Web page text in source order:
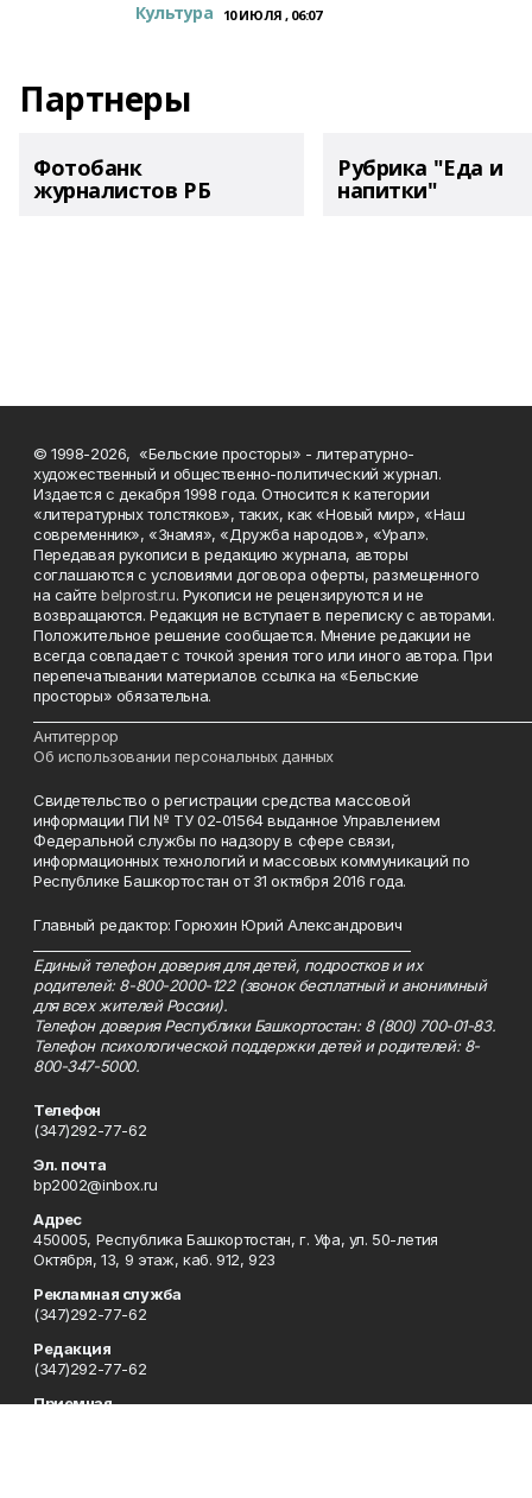
Культура 10 ИЮЛЯ , 06:07
Партнеры
Фотобанк
журналистов РБ
Рубрика "Еда и
напитки"
© 1998-2026, «Бельские просторы» - литературно-
художественный и общественно-политический журнал.
Издается с декабря 1998 года. Относится к категории
«литературных толстяков», таких, как «Новый мир», «Наш
современник», «Знамя», «Дружба народов», «Урал».
Передавая рукописи в редакцию журнала, авторы
соглашаются с условиями договора оферты, размещенного
на сайтеbelprost.ru. Рукописи не рецензируются и не
возвращаются. Редакция не вступает в переписку с авторами.
Положительное решение сообщается. Мнение редакции не
всегда совпадает с точкой зрения того или иного автора. При
перепечатывании материалов ссылка на «Бельские
просторы» обязательна.
Антитеррор
Об использовании персональных данных
Свидетельство о регистрации средства массовой
информации ПИ № ТУ 02-01564 выданное Управлением
Федеральной службы по надзору в сфере связи,
информационных технологий и массовых коммуникаций по
Республике Башкортостан от 31 октября 2016 года.
Главный редактор: Горюхин Юрий Александрович
Единый телефон доверия для детей, подростков и их
родителей: 8-800-2000-122 (звонок бесплатный и анонимный
для всех жителей России).
Телефон доверия Республики Башкортостан: 8 (800) 700-01-83.
Телефон психологической поддержки детей и родителей: 8-
800-347-5000.
Телефон
(347)292-77-62
Эл. почта
bp2002@inbox.ru
Адрес
450005, Республика Башкортостан, г. Уфа, ул. 50-летия
Октября, 13, 9 этаж, каб. 912, 923
Рекламная служба
(347)292-77-62
Редакция
(347)292-77-62
Приемная